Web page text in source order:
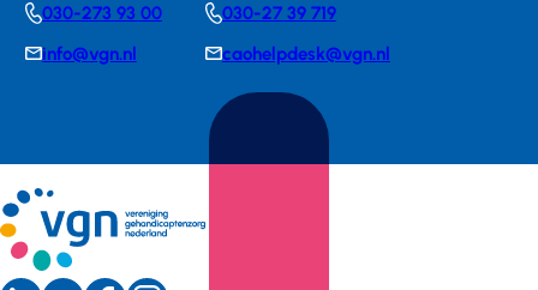
Telephonenumber
030-273 93 00
E-info@vgn.nl
Telephonenumber
030-27 39 719
E-
mail
caohelpdesk@vgn.nl